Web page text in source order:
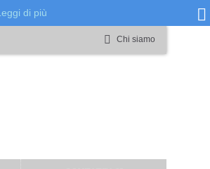
di più
Chi siamo